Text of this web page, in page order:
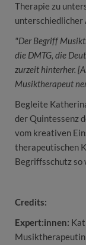
Therapie zu
unterschiedlicher
"Der Begriff
die DMTG, die
zurzeit hinterher.
Musiktherapeut
Begleite
der Quintessenz
vom kreativen
therapeutischen
Begriffsschutz so
Credits:
Expert:innen:
Musiktherapeutin